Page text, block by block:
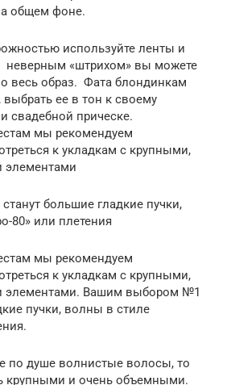
общем фоне.
используйте ленты и
неверным «штрихом» вы можете
весь образ. Фата блондинкам
выбрать ее в тон к своему
свадебной прическе.
мы рекомендуем
к укладкам с крупными,
элементами
большие гладкие пучки,
80» или плетения
мы рекомендуем
к укладкам с крупными,
элементами. Вашим выбором №1
пучки, волны в стиле
по душе волнистые волосы, то
и очень объемными.